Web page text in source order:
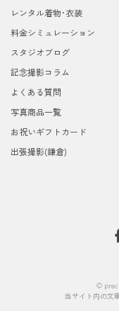
レンタル着物･衣装
料金シミュレーション
スタジオブログ
記念撮影コラム
よくある質問
写真商品一覧
お祝いギフトカード
出張撮影(鎌倉)
©
当サイト内の文